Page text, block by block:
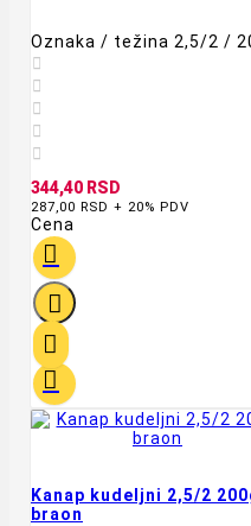
Oznaka / težina 2,5/2 /





344,40 RSD
287,00 RSD + 20% PDV
Cena




Kanap kudeljni 2,5/2
braon